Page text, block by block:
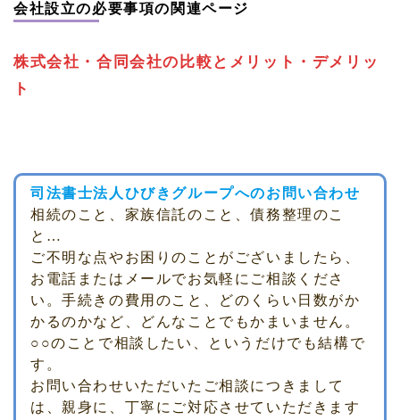
会社設立の必要事項の関連ページ
株式会社・合同会社の比較とメリット・デメリッ
ト
司法書士法人ひびきグループへのお問い合わせ
相続のこと、家族信託のこと、債務整理のこ
と…
ご不明な点やお困りのことがございましたら、
お電話またはメールでお気軽にご相談くださ
い。手続きの費用のこと、どのくらい日数がか
かるのかなど、どんなことでもかまいません。
○○のことで相談したい、というだけでも結構で
す。
お問い合わせいただいたご相談につきまして
は、親身に、丁寧にご対応させていただきます